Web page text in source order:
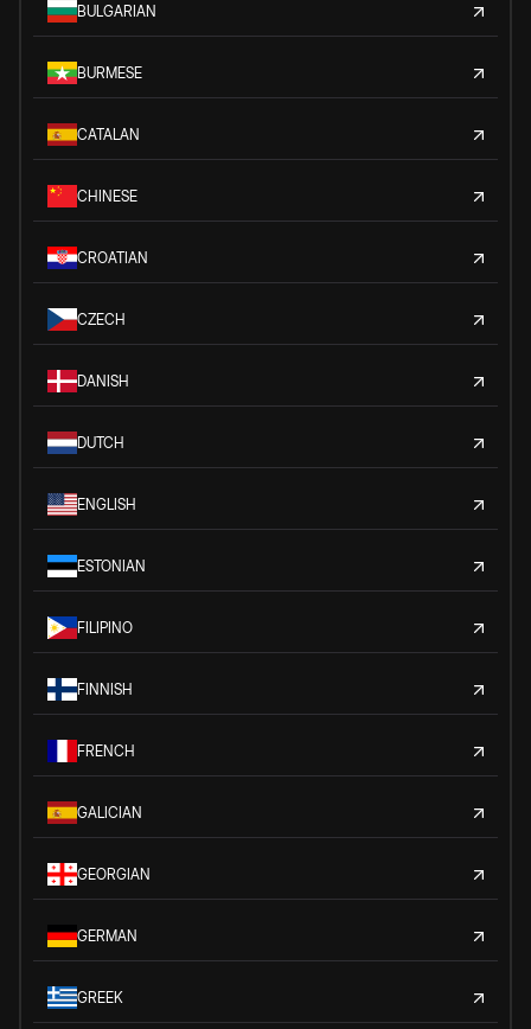
BULGARIAN
BURMESE
CATALAN
CHINESE
CROATIAN
CZECH
DANISH
DUTCH
ENGLISH
ESTONIAN
FILIPINO
FINNISH
FRENCH
GALICIAN
GEORGIAN
GERMAN
GREEK